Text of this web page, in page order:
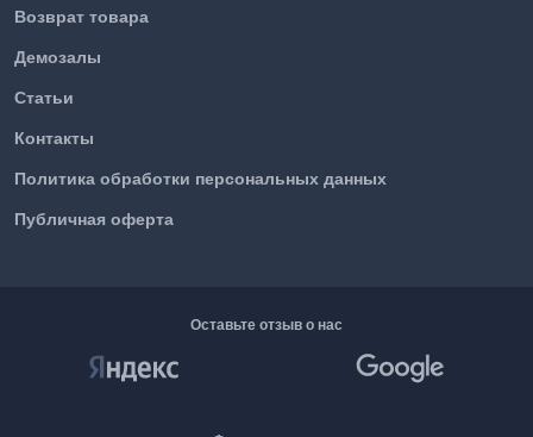
Возврат товара
Демозалы
Статьи
Контакты
Политика обработки персональных данных
Публичная оферта
Оставьте отзыв о нас